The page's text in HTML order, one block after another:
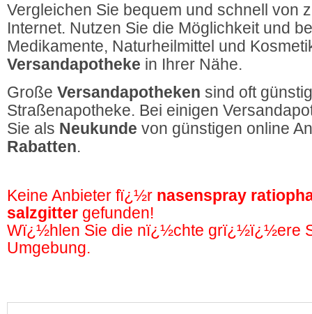
Vergleichen Sie bequem und schnell von
Internet. Nutzen Sie die Möglichkeit und
Medikamente, Naturheilmittel und
Versandapotheke in Ihrer Nähe.
Große Versandapotheken sind oft
Straßenapotheke. Bei einigen
Sie als Neukunde von günstigen online
Rabatten.
Keine Anbieter fï¿½r nasenspray
salzgitter gefunden!
Wï¿½hlen Sie die nï¿½chte grï¿½ï¿½ere
Umgebung.